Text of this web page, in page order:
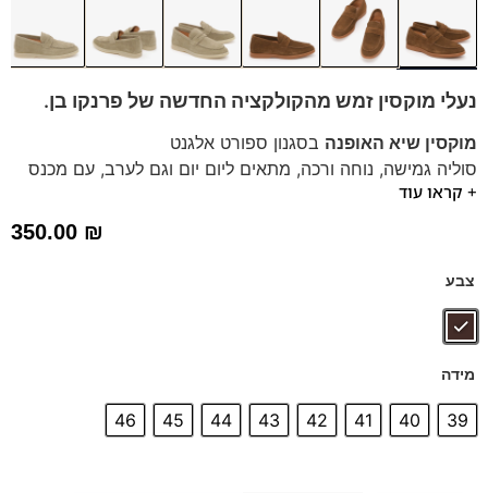
נעלי מוקסין זמש מהקולקציה החדשה של פרנקו בן.
מוקסין שיא האופנה בסגנון ספורט אלגנט
סוליה גמישה, נוחה ורכה, מתאים ליום יום וגם לערב, עם מכנס
אלגנט, ג'ינס ואפילו מכנס קצר!
– כמו כפפה לרגל מקולקציית ה קומפורט
מגיע עם מדרס "היברידי תומך"
זיעה.
+ קראו עוד
350.00 ₪
צבע
מידה
39
40
41
42
43
44
45
46